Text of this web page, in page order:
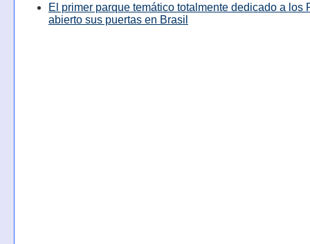
El primer parque temático totalmente dedicado a los
abierto sus puertas en Brasil